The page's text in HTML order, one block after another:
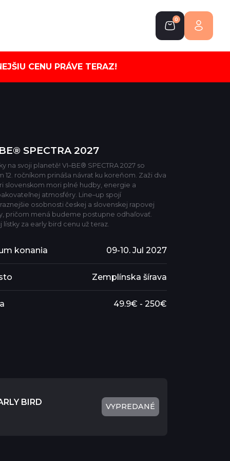
0
SPECTRA 2027
na svoji planetě! VI–BE® SPECTRA 2027 so
12. ročníkom prináša návrat ku koreňom. Zaži dva
slovenskom mori plné hudby, energie a
atmosféry. Line–up spojí
osobnosti českej a slovenskej rapovej
pričom mená budeme postupne odhaľovať.
lístky za early bird cenu už teraz.
konania 09-10. Jul 2027
Zemplínska šírava
49.9€ - 250€
BIRD VYPREDANÉ
CENU PRÁVE TERAZ!